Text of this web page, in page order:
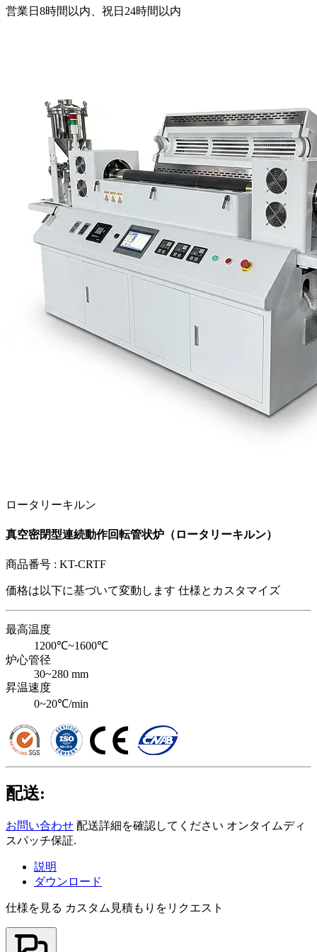
営業日8時間以内、祝日24時間以内
ロータリーキルン
真空密閉型連続動作回転管状炉（ロータリーキルン）
商品番号 : KT-CRTF
価格は以下に基づいて変動します 仕様とカスタマイズ
最高温度
1200℃~1600℃
炉心管径
30~280 mm
昇温速度
0~20℃/min
配送:
お問い合わせ 配送詳細を確認してください オンタイムディ
スパッチ保証.
説明
ダウンロード
仕様を見る カスタム見積もりをリクエスト